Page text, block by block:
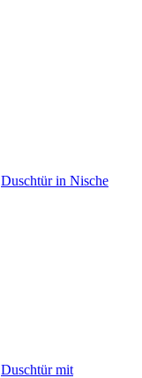
Duschtür in Nische
Duschtür mit